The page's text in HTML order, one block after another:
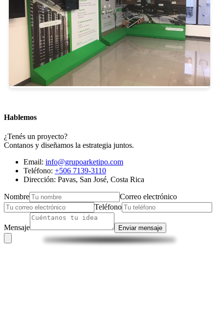
Hablemos
¿Tenés un proyecto?
Contanos y diseñamos la estrategia juntos.
Email: info@grupoarketipo.com
Teléfono: +506 7139-3110
Dirección: Pavas, San José, Costa Rica
Nombre
Correo electrónico
Teléfono
Mensaje Enviar mensaje